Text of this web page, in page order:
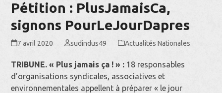
Pétition : PlusJamaisCa,
signons PourLeJourDapres
7 avril 2020 sudindus49 Actualités Nationales
TRIBUNE. « Plus jamais ça ! » : 18 responsables
d’organisations syndicales, associatives et
environnementales appellent à préparer « le jour